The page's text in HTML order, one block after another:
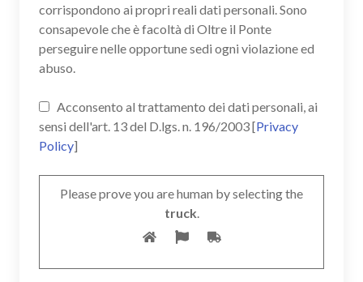
corrispondono ai propri reali dati personali. Sono
consapevole che è facoltà di Oltre il Ponte
perseguire nelle opportune sedi ogni violazione ed
abuso.
Acconsento al trattamento dei dati personali, ai
sensi dell'art. 13 del D.lgs. n. 196/2003 [Privacy
Policy]
Please prove you are human by selecting the
truck.